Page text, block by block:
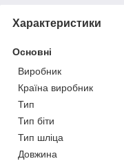
Характеристики
Основні
Виробник
Країна виробник
Тип
Тип біти
Тип шліца
Довжина